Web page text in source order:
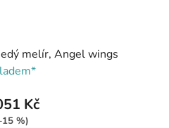
melír, Angel wings
Kč
%)